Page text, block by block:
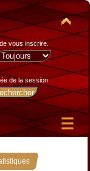
vous inscrire.
de la session